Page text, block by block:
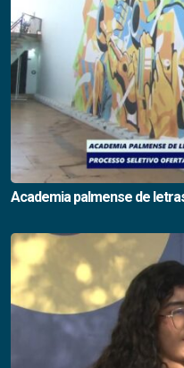
Academia palmense de